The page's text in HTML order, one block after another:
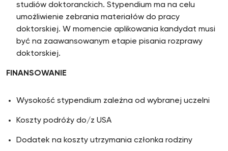
studiów doktoranckich. Stypendium ma na celu
umożliwienie zebrania materiałów do pracy
doktorskiej. W momencie aplikowania kandydat musi
być na zaawansowanym etapie pisania rozprawy
doktorskiej.
FINANSOWANIE
Wysokość stypendium zależna od wybranej uczelni
Koszty podróży do/z USA
Dodatek na koszty utrzymania członka rodziny